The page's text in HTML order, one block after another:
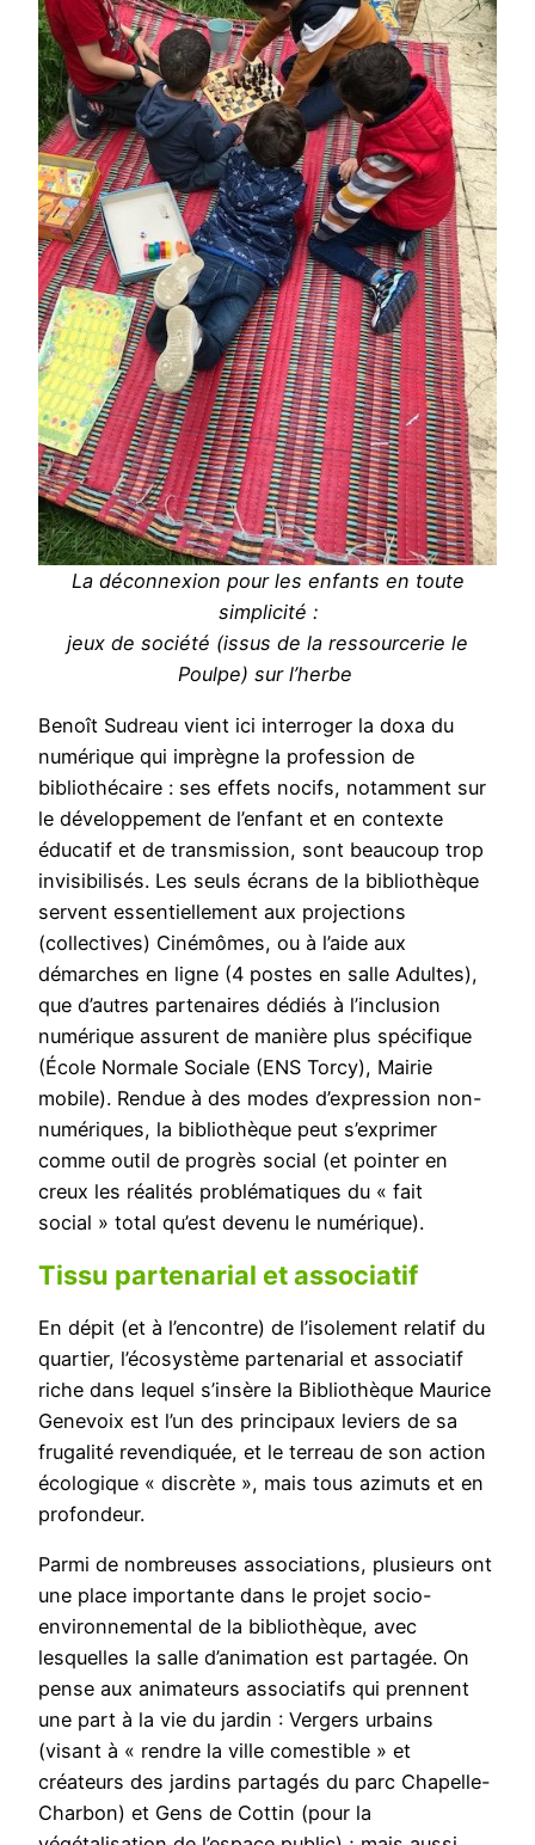
La déconnexion pour les enfants en toute
simplicité :
jeux de société (issus de la ressourcerie le
Poulpe) sur l’herbe
Benoît Sudreau vient ici interroger la doxa du
numérique qui imprègne la profession de
bibliothécaire : ses effets nocifs, notamment sur
le développement de l’enfant et en contexte
éducatif et de transmission, sont beaucoup trop
invisibilisés. Les seuls écrans de la bibliothèque
servent essentiellement aux projections
(collectives) Cinémômes, ou à l’aide aux
démarches en ligne (4 postes en salle Adultes),
que d’autres partenaires dédiés à l’inclusion
numérique assurent de manière plus spécifique
(École Normale Sociale (ENS Torcy), Mairie
mobile). Rendue à des modes d’expression non-
numériques, la bibliothèque peut s’exprimer
comme outil de progrès social (et pointer en
creux les réalités problématiques du « fait
social » total qu’est devenu le numérique).
Tissu partenarial et associatif
En dépit (et à l’encontre) de l’isolement relatif du
quartier, l’écosystème partenarial et associatif
riche dans lequel s’insère la Bibliothèque Maurice
Genevoix est l’un des principaux leviers de sa
frugalité revendiquée, et le terreau de son action
écologique « discrète », mais tous azimuts et en
profondeur.
Parmi de nombreuses associations, plusieurs ont
une place importante dans le projet socio-
environnemental de la bibliothèque, avec
lesquelles la salle d’animation est partagée. On
pense aux animateurs associatifs qui prennent
une part à la vie du jardin : Vergers urbains
(visant à « rendre la ville comestible » et
créateurs des jardins partagés du parc Chapelle-
Charbon) et Gens de Cottin (pour la